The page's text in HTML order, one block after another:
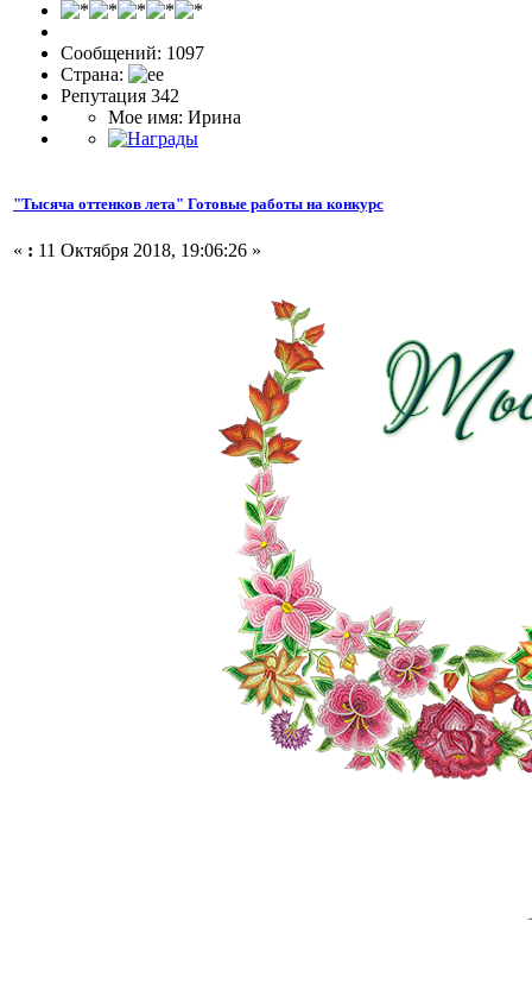
Сообщений: 1097
Страна:
Репутация 342
Мое имя: Ирина
"Тысяча оттенков лета" Готовые работы на конкурс
« : 11 Октября 2018, 19:06:26 »